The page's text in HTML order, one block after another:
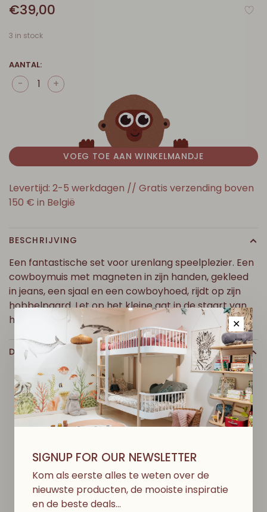
€39,00
3 in stock
AANTAL:
+
-
VOEG TOE AAN WINKELMANDJE
Levertijd: 2-5 werkdagen // Gratis verzending boven
150 € in België
BESCHRIJVING
Een fantastische set voor urenlang speelplezier. Een
cowboymuis met magneten in zijn handen, gekleed
in jeans, een sjaal en een cowboyhoed, rijdt op zijn
hobbelpaard. Let op het kleine gat in de staart van
het paard - een detail voor de oplettende consume
DETAILS
DITVINDJEMISSCHIENOOKLEUK
✕
SIGNUP FOR OUR NEWSLETTER
Kom als eerste alles te weten over de
nieuwste producten, de mooiste inspiratie
en de beste deals…